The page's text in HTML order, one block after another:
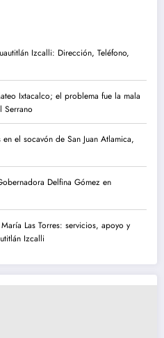
Izcalli: Dirección, Teléfono,
Ixtacalco; el problema fue la mala
Serrano
el socavón de San Juan Atlamica,
Delfina Gómez en
Las Torres: servicios, apoyo y
Izcalli